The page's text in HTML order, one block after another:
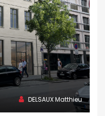
DELSAUX Matthieu